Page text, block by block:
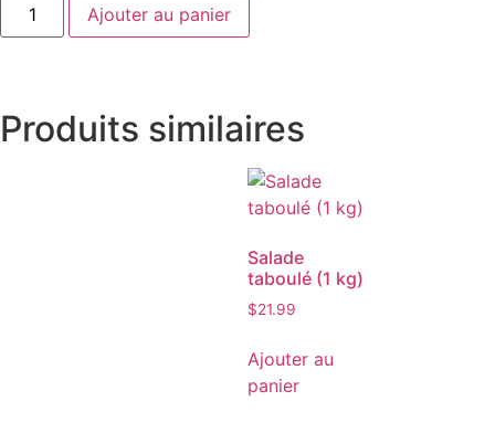
Ajouter au panier
Produits similaires
Salade
taboulé (1 kg)
$21.99
Ajouter au
panier